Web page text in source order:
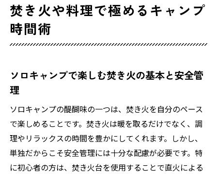
焚き火や料理で極めるキャンプ
時間術
ソロキャンプで楽しむ焚き火の基本と安全管
理
ソロキャンプの醍醐味の一つは、焚き火を自分のペース
で楽しめることです。焚き火は暖を取るだけでなく、調
理やリラックスの時間を豊かにしてくれます。しかし、
単独だからこそ安全管理には十分な配慮が必要です。特
に初心者の方は、焚き火台を使用することで直火による